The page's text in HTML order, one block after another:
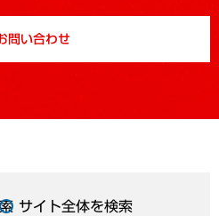
問い合わせ
サイト全体を検索